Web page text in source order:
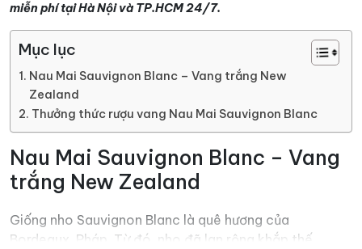
miễn phí tại Hà Nội và TP.HCM 24/7.
Mục lục
Nau Mai Sauvignon Blanc – Vang trắng New
Zealand
Thưởng thức rượu vang Nau Mai Sauvignon Blanc
Nau Mai Sauvignon Blanc – Vang
trắng New Zealand
Giống nho Sauvignon Blanc là quê hương của
Bordeaux, Pháp. Từ đó, nho đã lan rộng khắp thế